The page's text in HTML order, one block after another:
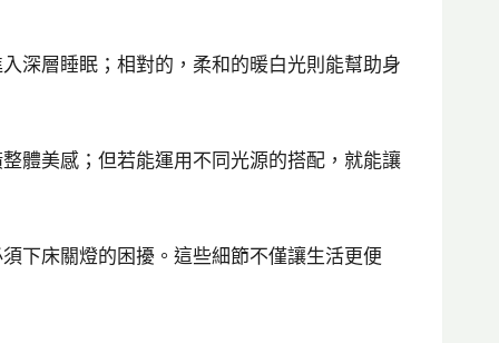
深層睡眠；相對的，柔和的暖白光則能幫助身
體美感；但若能運用不同光源的搭配，就能讓
下床關燈的困擾。這些細節不僅讓生活更便